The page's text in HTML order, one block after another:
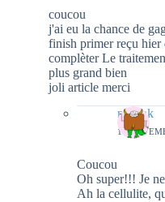
coucou
j'ai eu la chance de
finish primer reçu hier
complèter Le
plus grand bien
joli article merci
natieak
14
Coucou
Oh super!!! Je
Ah la cellulite,